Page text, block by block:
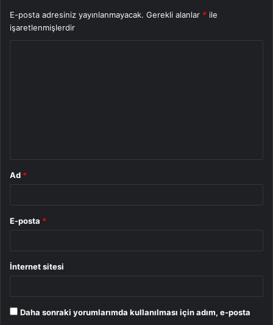
E-posta adresiniz yayınlanmayacak. Gerekli alanlar * ile
işaretlenmişlerdir
Ad *
E-posta *
İnternet sitesi
Daha sonraki yorumlarımda kullanılması için adım, e-posta